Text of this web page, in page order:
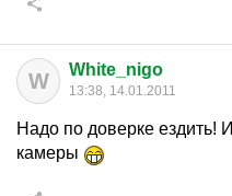
W White_nigo
13:38, 14.01.2011
Надо по доверке ездить!
камеры